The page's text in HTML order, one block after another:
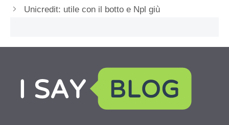
Unicredit: utile con il botto e Npl giù